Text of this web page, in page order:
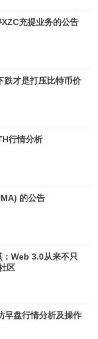
充提业务的公告
跌才是打压比特币价
行情分析
的公告
Web 3.0从来不只
区
早盘行情分析及操作